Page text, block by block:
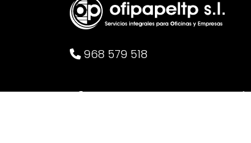
968 579 518
Facebook
Instagram